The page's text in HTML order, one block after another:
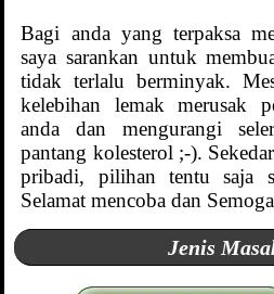
Bagi anda yang terpaksa
saya sarankan untuk
tidak terlalu berminyak.
kelebihan lemak merusak
anda dan mengurangi
pantang kolesterol ;-).
pribadi, pilihan tentu saja
Selamat mencoba dan
Jenis